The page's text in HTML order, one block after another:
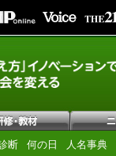
断 何の日 人名事典